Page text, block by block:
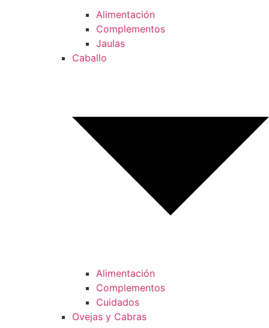
Alimentación
Complementos
Jaulas
Caballo
Alimentación
Complementos
Cuidados
Ovejas y Cabras